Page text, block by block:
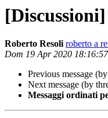
Roberto Resoli roberto a
Dom 19 Apr 2020
Previous message
Next message (by
Messaggi ordinati